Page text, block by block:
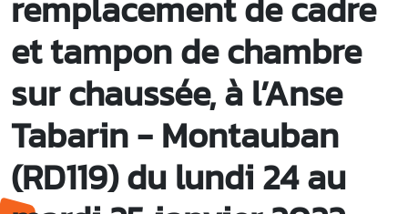
et tampon de chambre
sur chaussée, à l’Anse
Tabarin - Montauban
(RD119) du lundi 24 au